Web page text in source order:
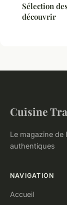
Sélection
découvrir
Cuisine
Le magazine de
authentiques
NAVIGATION
Accueil